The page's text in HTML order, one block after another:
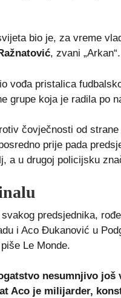
bio je, za vreme
, zvani „Arkan“.
vođa pristalica
grupe koja je radila po
čovječnosti od
prije pada
a u drugoj policijsku
predsjednika,
i Aco Đukanović u
Le Monde.
nesumnjivo
Aco je milijarder,